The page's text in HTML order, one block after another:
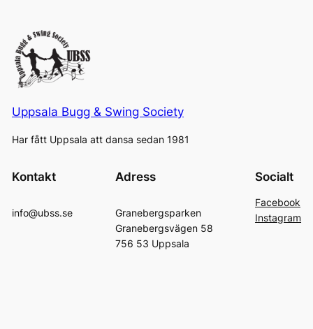
Uppsala Bugg & Swing Society
Har fått Uppsala att dansa sedan 1981
Kontakt
info@ubss.se
Adress
Granebergsparken
Granebergsvägen 58
756 53 Uppsala
Socialt
Facebook
Instagram